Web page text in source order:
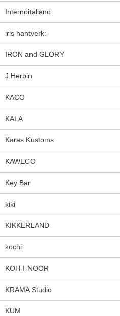
Internoitaliano
iris hantverk:
IRON and GLORY
J.Herbin
KACO
KALA
Karas Kustoms
KAWECO
Key Bar
kiki
KIKKERLAND
kochi
KOH-I-NOOR
KRAMA Studio
KUM